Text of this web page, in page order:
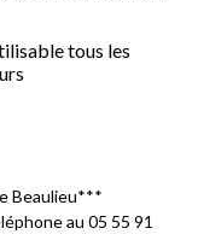
tous les
Beaulieu***
au 05 55 91